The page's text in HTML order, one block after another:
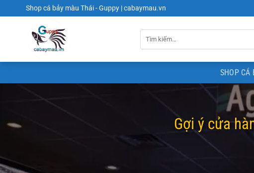
đến
Shop cá bảy màu Thái - Guppy | cabaymau.vn
SHOP CÁ
Gợi ý cửa